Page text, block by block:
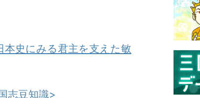
本史にみる君主を支えた敏
志豆知識>